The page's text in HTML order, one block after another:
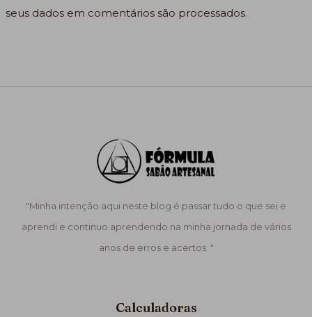
seus dados em comentários são processados.
"Minha intenção aqui neste blog é passar tudo o que sei e
aprendi e continuo aprendendo na minha jornada de vários
anos de erros e acertos. "
Calculadoras